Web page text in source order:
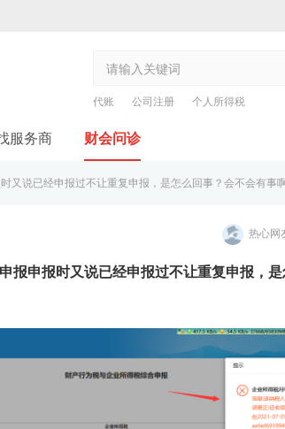
代账 公司注册 个人所得税
服务商 财会问诊
又说已经申报过不让重复申报，是怎么回事？会不会有事
热心网
报申报时又说已经申报过不让重复申报，